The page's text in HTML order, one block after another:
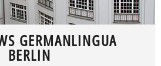
GERMANLINGUA
BERLIN